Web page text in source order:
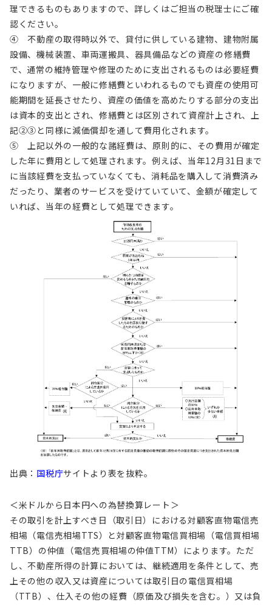
理できるものもありますので、詳しくはご担当の税理士にご確
認ください。
④ 不動産の取得時以外で、貸付に供している建物、建物附属
設備、機械装置、車両運搬具、器具備品などの資産の修繕費
で、通常の維持管理や修理のために支出されるものは必要経費
になりますが、一般に修繕費といわれるものでも資産の使用可
能期間を延長させたり、資産の価値を高めたりする部分の支出
は資本的支出とされ、修繕費とは区別されて資産計上され、上
記②③と同様に減価償却を通して費用化されます。
⑤ 上記以外の一般的な諸経費は、原則的に、その費用が確定
した年に費用として処理されます。例えば、当年12月31日まで
に当該経費を支払っていなくても、消耗品を購入して消費済み
だったり、業者のサービスを受けていていて、金額が確定して
いれば、当年の経費として処理できます。
出典： 国税庁サイトより表を抜粋。
＜米ドルから日本円への為替換算レート＞
その取引を計上すべき日（取引日）における対顧客直物電信売
相場（電信売相場TTS）と対顧客直物電信買相場（電信買相場
TTB）の仲値（電信売買相場の仲値TTM）によります。ただ
し、不動産所得の計算においては、継続適用を条件として、売
上その他の収入又は資産については取引日の電信買相場
（TTB）、仕入その他の経費（原価及び損失を含む。）又は負